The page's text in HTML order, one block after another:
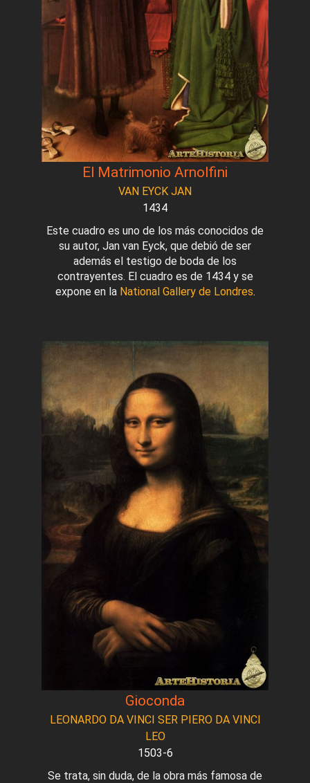
El Matrimonio Arnolfini
VAN EYCK JAN
1434
Este cuadro es uno de los más conocidos de
su autor, Jan van Eyck, que debió de ser
además el testigo de boda de los
contrayentes. El cuadro es de 1434 y se
expone en la National Gallery de Londres.
Gioconda
LEONARDO DA VINCI SER PIERO DA VINCI
LEO
1503-6
Se trata, sin duda, de la obra más famosa de